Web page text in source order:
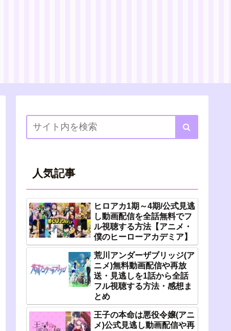
人気記事
ヒロアカ1期～4期/公式見逃
し動画配信を全話無料でフ
ル視聴する方法【アニメ・
僕のヒーローアカデミア】
荒川アンダーザブリッジ(ア
ニメ)無料動画配信や再放
送・見逃しを1話から全話
フル視聴する方法・感想ま
とめ
王子の本命は悪役令嬢(アニ
メ)公式見逃し動画配信や再